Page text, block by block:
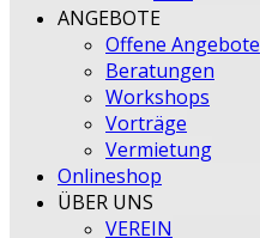
ANGEBOTE
Offene Angebote
Beratungen
Workshops
Vorträge
Vermietung
Onlineshop
ÜBER UNS
VEREIN